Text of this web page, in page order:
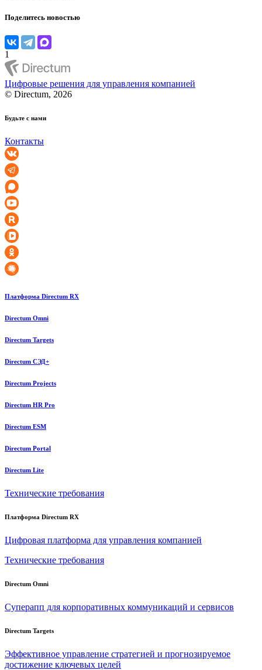
Поделитесь новостью
1
Цифровые решения для управления компанией
© Directum, 2026
Будьте с нами
Контакты
Платформа Directum RX
Directum Omni
Directum Targets
Directum СЭД+
Directum Projects
Directum HR Pro
Directum ESM
Directum Portal
Directum Lite
Технические требования
Платформа Directum RX
Цифровая платформа для управления компанией
Технические требования
Directum Omni
Суперапп для корпоративных коммуникаций и сервисов
Directum Targets
Эффективное управление стратегией и прогнозируемое
достижение ключевых целей